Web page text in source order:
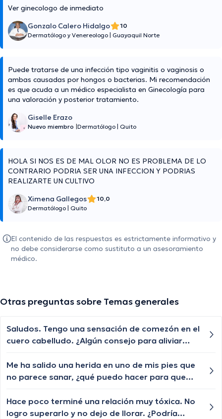
Ver ginecologo de inmediato
Gonzalo Calero Hidalgo
10
Dermatólogo y Venereologo Guayaquil Norte
Puede tratarse de una infección tipo vaginitis o vaginosis o
ambas causadas por hongos o bacterias. Mi recomendación
es que acuda a un médico especialista en Ginecología para
una valoración y posterior tratamiento.
Giselle Erazo
Nuevo miembro Dermatólogo Quito
HOLA SI NOS ES DE MAL OLOR NO ES PROBLEMA DE LO
CONTRARIO PODRIA SER UNA INFECCION Y PODRIAS
REALIZARTE UN CULTIVO
Ximena Gallegos
10,0
Dermatólogo Quito
El contenido de las respuestas es estrictamente informativo y
no debe considerarse como sustituto a un asesoramiento
médico.
Otras preguntas sobre Temas generales
Saludos. Tengo una sensación de comezón en el
cuero cabelludo. ¿Algún consejo para aliviar
Me ha salido una herida en uno de mis pies que
no parece sanar, ¿qué puedo hacer para que
empeorar y convertirse en algo más serio.
Hace poco terminé una relación muy tóxica. No
logro superarlo y no dejo de llorar. ¿Podría